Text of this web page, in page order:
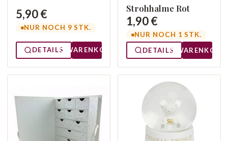
5,90 €
NUR NOCH 9 STK.
DETAILS WARENKORB
Strohhalme Rot
1,90 €
NUR NOCH 1 STK.
DETAILS
WARENKORB